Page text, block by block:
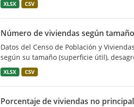
XLSX CSV
Número de viviendas según
Datos del Censo de Población y
según su tamaño (superficie útil),
XLSX CSV
Porcentaje de viviendas no